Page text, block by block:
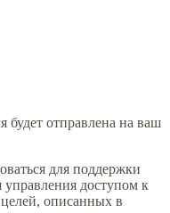
будет отправлена ​​на ваш
для поддержки
управления доступом к
описанных в